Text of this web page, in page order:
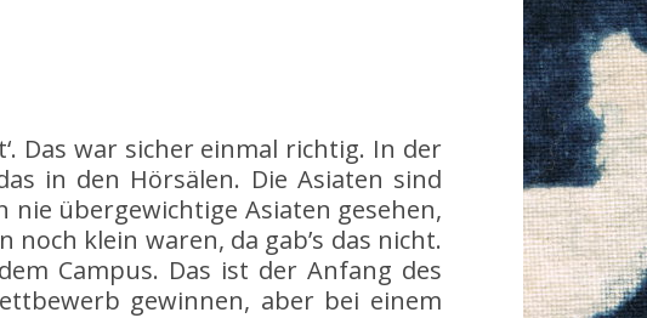
Das war sicher einmal richtig. In der
in den Hörsälen. Die Asiaten sind
übergewichtige Asiaten gesehen,
klein waren, da gab’s das nicht.
Campus. Das ist der Anfang des
gewinnen, aber bei einem